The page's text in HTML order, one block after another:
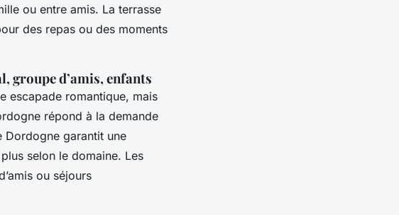
ou entre amis. La terrasse
des repas ou des moments
groupe d’amis, enfants
escapade romantique, mais
répond à la demande
Dordogne garantit une
selon le domaine. Les
ou séjours